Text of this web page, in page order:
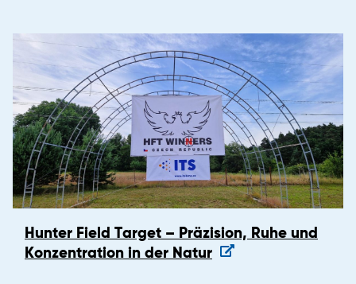
Hunter Field Target – Präzision, Ruhe und
Konzentration in der Natur